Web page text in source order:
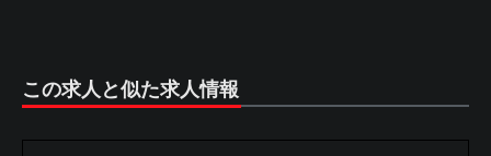
この求人と似た求人情報